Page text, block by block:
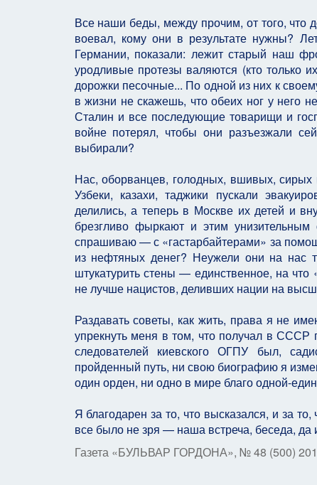
Все наши беды, между прочим, от того, что
воевал, кому они в результате нужны?
Германии, показали: лежит старый наш
уродливые протезы валяются (кто
дорожки песочные... По одной из них к
в жизни не скажешь, что обеих ног у него
Сталин и все последующие товарищи и
войне потерял, чтобы они разъезжали
выбирали?
Нас, оборванцев, голодных, вшивых,
Узбеки, казахи, таджики пускали
делились, а теперь в Москве их детей и
брезгливо фыркают и этим
спрашиваю — с «гастарбайтерами» за
из нефтяных денег? Неужели они на нас
штукатурить стены — единственное, на что
не лучше нацистов, деливших нации на
Раздавать советы, как жить, права я не
упрекнуть меня в том, что получал в СССР
следователей киевского ОГПУ был,
пройденный путь, ни свою биографию я
один орден, ни одно в мире благо одной-
Я благодарен за то, что высказался, и за
все было не зря — наша встреча, беседа, да
Газета «БУЛЬВАР ГОРДОНА», № 48 (500)